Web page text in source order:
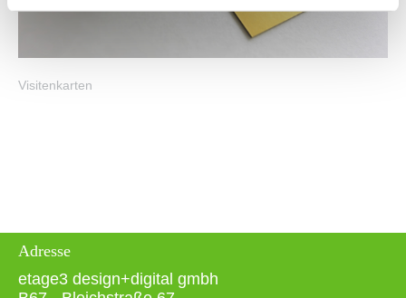
Visitenkarten
Adresse
etage3 design+digital gmbh